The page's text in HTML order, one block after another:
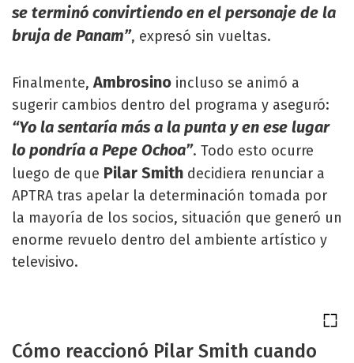
se terminó convirtiendo en el personaje de la
bruja de Panam”, expresó sin vueltas.
Finalmente,Ambrosino incluso se animó a
sugerir cambios dentro del programa y aseguró:
“Yo la sentaría más a la punta y en ese lugar
lo pondría a Pepe Ochoa”. Todo esto ocurre
luego de que Pilar Smith decidiera renunciar a
APTRA tras apelar la determinación tomada por
la mayoría de los socios, situación que generó un
enorme revuelo dentro del ambiente artístico y
televisivo.
Cómo reaccionó Pilar Smith cuando